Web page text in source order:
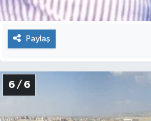
Paylaş
6 / 6